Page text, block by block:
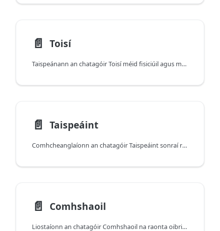
📄️ Toisí
Taispeánann an chatagóir Toisí méid fisiciúil agus meáchan do mhúnla gléis.
📄️ Taispeáint
Comhcheanglaíonn an chatagóir Taispeáint sonraí reatha taispeána (scála, scála dúchais, teorainneacha) le sonraíochtaí an phainéil (taifeach, dlús, HDR, agus tacaíocht gnéithe).
📄️ Comhshaoil
Liostaíonn an chatagóir Comhshaoil na raonta oibriúcháin agus na sonraíochtaí comhshaoil ar leibhéal an mhúnla (teocht, taise, airde, agus teorainneacha gaolmhara).